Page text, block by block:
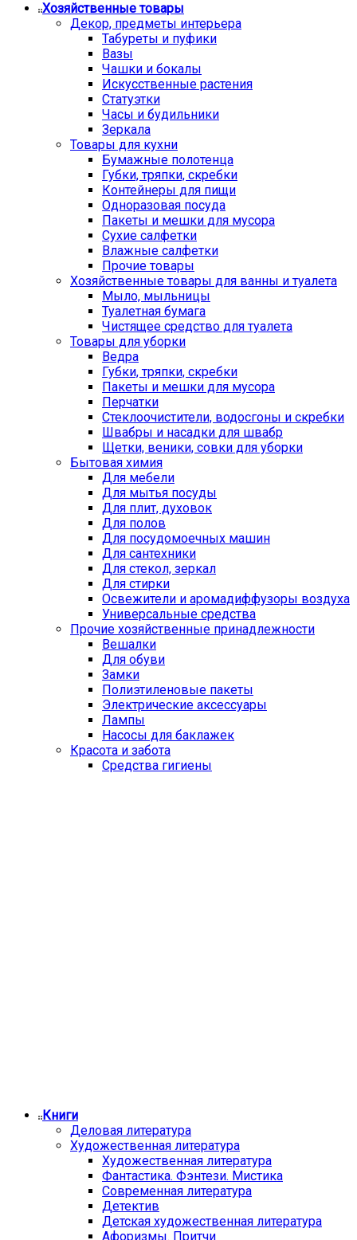
Хозяйственные товары
Декор, предметы интерьера
Табуреты и пуфики
Вазы
Чашки и бокалы
Искусственные растения
Статуэтки
Часы и будильники
Зеркала
Товары для кухни
Бумажные полотенца
Губки, тряпки, скребки
Контейнеры для пищи
Одноразовая посуда
Пакеты и мешки для мусора
Сухие салфетки
Влажные салфетки
Прочие товары
Хозяйственные товары для ванны и туалета
Мыло, мыльницы
Туалетная бумага
Чистящее средство для туалета
Товары для уборки
Ведра
Губки, тряпки, скребки
Пакеты и мешки для мусора
Перчатки
Стеклоочистители, водосгоны и скребки
Швабры и насадки для швабр
Щетки, веники, совки для уборки
Бытовая химия
Для мебели
Для мытья посуды
Для плит, духовок
Для полов
Для посудомоечных машин
Для сантехники
Для стекол, зеркал
Для стирки
Освежители и аромадиффузоры воздуха
Универсальные средства
Прочие хозяйственные принадлежности
Вешалки
Для обуви
Замки
Полиэтиленовые пакеты
Электрические аксессуары
Лампы
Насосы для баклажек
Красота и забота
Средства гигиены
Книги
Деловая литература
Художественная литература
Художественная литература
Фантастика. Фэнтези. Мистика
Современная литература
Детектив
Детская художественная литература
Афоризмы. Притчи